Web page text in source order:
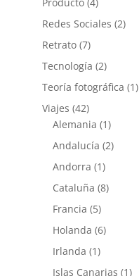
Producto(4)
Redes Sociales (2)
Retrato(7)
Tecnología (2)
Teoría fotográfica (1)
Viajes (42)
Alemania (1)
Andalucía (2)
Andorra (1)
Cataluña (8)
Francia (5)
Holanda (6)
Irlanda (1)
Islas Canarias (1)